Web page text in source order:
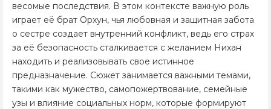
весомые последствия. В этом контексте важную роль
играет её брат Орхун, чья любовная и защитная забота
о сестре создает внутренний конфликт, ведь его страх
за её безопасность сталкивается с желанием Нихан
находить и реализовывать свое истинное
предназначение. Сюжет занимается важными темами,
такими как мужество, самопожертвование, семейные
узы и влияние социальных норм, которые формируют